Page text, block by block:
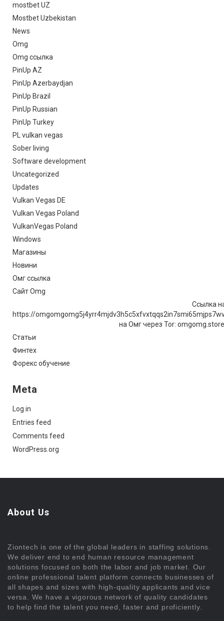
mostbet UZ
Mostbet Uzbekistan
News
Omg
Omg ссылка
PinUp AZ
PinUp Azerbaydjan
PinUp Brazil
PinUp Russian
PinUp Turkey
PL vulkan vegas
Sober living
Software development
Uncategorized
Updates
Vulkan Vegas DE
Vulkan Vegas Poland
VulkanVegas Poland
Windows
Магазины
Новини
Омг ссылка
Сайт Omg
Ссылка
https://
на Омг через Tor:
Статьи
Финтех
Форекс обучение
Meta
Log in
Entries feed
Comments feed
WordPress.org
About Us
Ziontech is one of the global leaders in staffing solutions.
We deliver end to end human resource management
solutions focused on both the labor and job market. Our
online professional talent platform connects businesses of
all shapes and sizes with high-quality applicants and vice
versa. We have a vigorous network of quality candidates
to help find the talent you need, faster and proficiently.